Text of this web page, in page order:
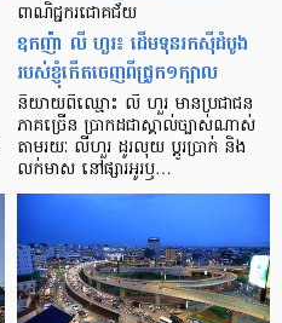
ពាណិជ្ជករជោគជ័យ
ឧកញ៉ា លី ហួរ៖ ដើមទុនរកស៊ីដំបូង
របស់ខ្ញុំកើតចេញពីជ្រូក១ក្បាល
និយាយ​ពី​ឈ្មោះ លី ហួរ មាន​ប្រជាជន​
ភាគ​ច្រើន ប្រាកដ​ជា​ស្គាល់​ច្បាស់​ណាស់
តាមរយៈ លីហួរ ដូរ​លុយ ប្តូរ​បា្រក់ និង​
លក់​មាស នៅ​ផ្សារ​អូរ​ឫ…